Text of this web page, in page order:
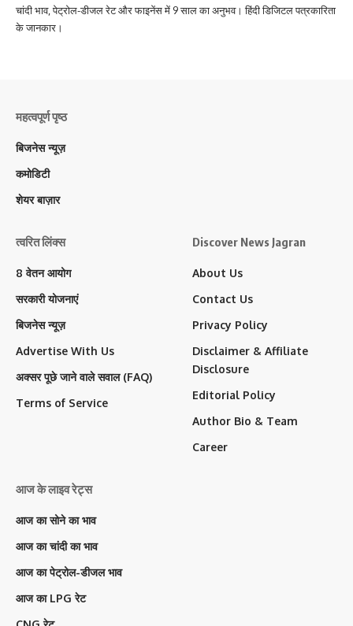
चांदी भाव, पेट्रोल-डीजल रेट और फाइनेंस में 9 साल का अनुभव। हिंदी डिजिटल पत्रकारिता
के जानकार।
महत्वपूर्ण पृष्ठ
बिजनेस न्यूज़
कमोडिटी
शेयर बाज़ार
त्वरित लिंक्स
8 वेतन आयोग
सरकारी योजनाएं
बिजनेस न्यूज़
Advertise With Us
अक्सर पूछे जाने वाले सवाल (FAQ)
Terms of Service
Discover News Jagran
About Us
Contact Us
Privacy Policy
Disclaimer & Affiliate
Disclosure
Editorial Policy
Author Bio & Team
Career
आज के लाइव रेट्स
आज का सोने का भाव
आज का चांदी का भाव
आज का पेट्रोल-डीजल भाव
आज का LPG रेट